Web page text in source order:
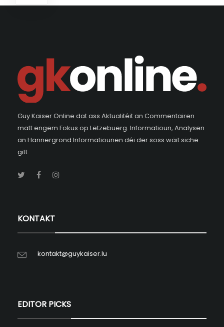
Guy Kaiser Online dat ass Aktualitéit an Commentairen
matt engem Fokus op Lëtzebuerg. Informatioun, Analysen
an Hannergrond Informatiounen déi der soss wäit siche
gitt.
KONTAKT
kontakt@guykaiser.lu
EDITOR PICKS